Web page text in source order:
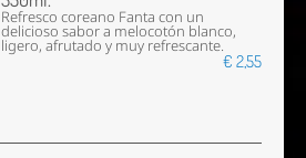
Refresco coreano Fanta con un
delicioso sabor a melocotón blanco,
ligero, afrutado y muy refrescante.
€ 2,55